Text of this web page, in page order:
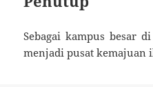
Sebagai kampus besar
menjadi pusat kemajuan